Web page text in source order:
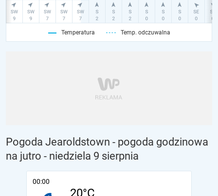
Temperatura Temp. odczuwalna
Pogoda Jearoldstown - pogoda godzinowa
na jutro - niedziela 9 sierpnia
00:00
20°C